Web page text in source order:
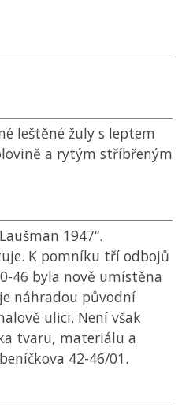
leštěné žuly s leptem
a rytým stříbřeným
1947“.
K pomníku tří odbojů
46 byla nově umístěna
náhradou původní
ulici. Není však
tvaru, materiálu a
42-46/01.